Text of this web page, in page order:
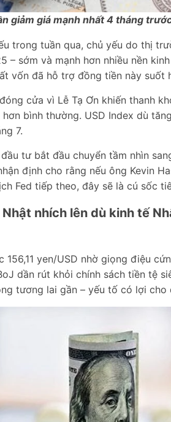
giảm giá mạnh nhất 4 tháng
trong tuần qua, chủ yếu do thị
– sớm và mạnh hơn nhiều nền
vốn đã hỗ trợ đồng tiền này suốt
cửa vì Lễ Tạ Ơn khiến thanh
bình thường. USD Index dù
7.
tư bắt đầu chuyển tầm nhìn
định cho rằng nếu ông Kevin
Fed tiếp theo, đây sẽ là cú sốc
nhích lên dù kinh tế
yen/USD nhờ giọng điệu
dần rút khỏi chính sách tiền tệ
tương lai gần – yếu tố có lợi cho